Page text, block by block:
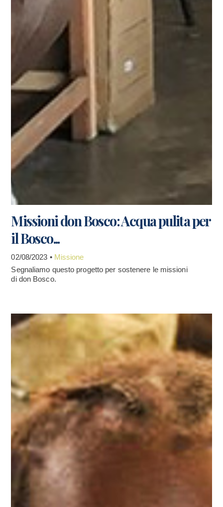
Missioni don Bosco: Acqua pulita per
il Bosco...
02/08/2023 • Missione
Segnaliamo questo progetto per sostenere le missioni
di don Bosco.